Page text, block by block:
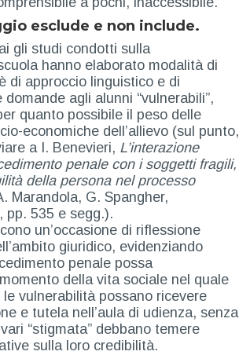
esclude e non include.
gli studi condotti sulla
hanno elaborato modalità di
di approccio linguistico e di
agli alunni “vulnerabili”,
quanto possibile il peso delle
economiche dell’allievo (sul punto,
a I. Benevieri, L’interazione
penale con i soggetti fragili,
della persona nel processo
Marandola, G. Spangher,
pp. 535 e segg.).
un’occasione di riflessione
giuridico, evidenziando
penale possa
della vita sociale nel quale
le vulnerabilità possano ricevere
e tutela nell’aula di udienza, senza
“stigmata” debbano temere
sulla loro credibilità.